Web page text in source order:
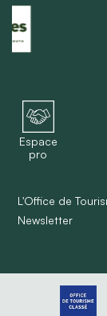
Espace
pro
L'Office de
Newsletter